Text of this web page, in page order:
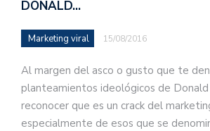
DONALD…
Marketing viral 15/08/2016
Al margen del asco o gusto que te
planteamientos ideológicos de Donald
reconocer que es un crack del
especialmente de esos que se